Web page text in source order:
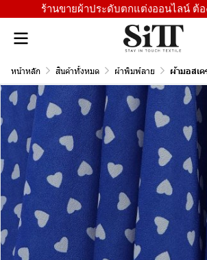
ร้านขายผ้าประดับตกแต่งออนไลน์ ต้อ
หน้าหลัก สินค้าทั้งหมด ผ้าพิมพ์ลาย ผ้ามอสเ